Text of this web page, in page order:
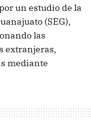
un estudio de la
(SEG),
las
extranjeras,
mediante